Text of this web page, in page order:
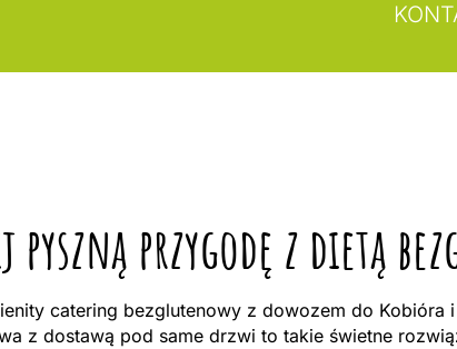
pyszną przygodę z dietą
catering bezglutenowy z dowozem do
z dostawą pod same drzwi to takie świetne